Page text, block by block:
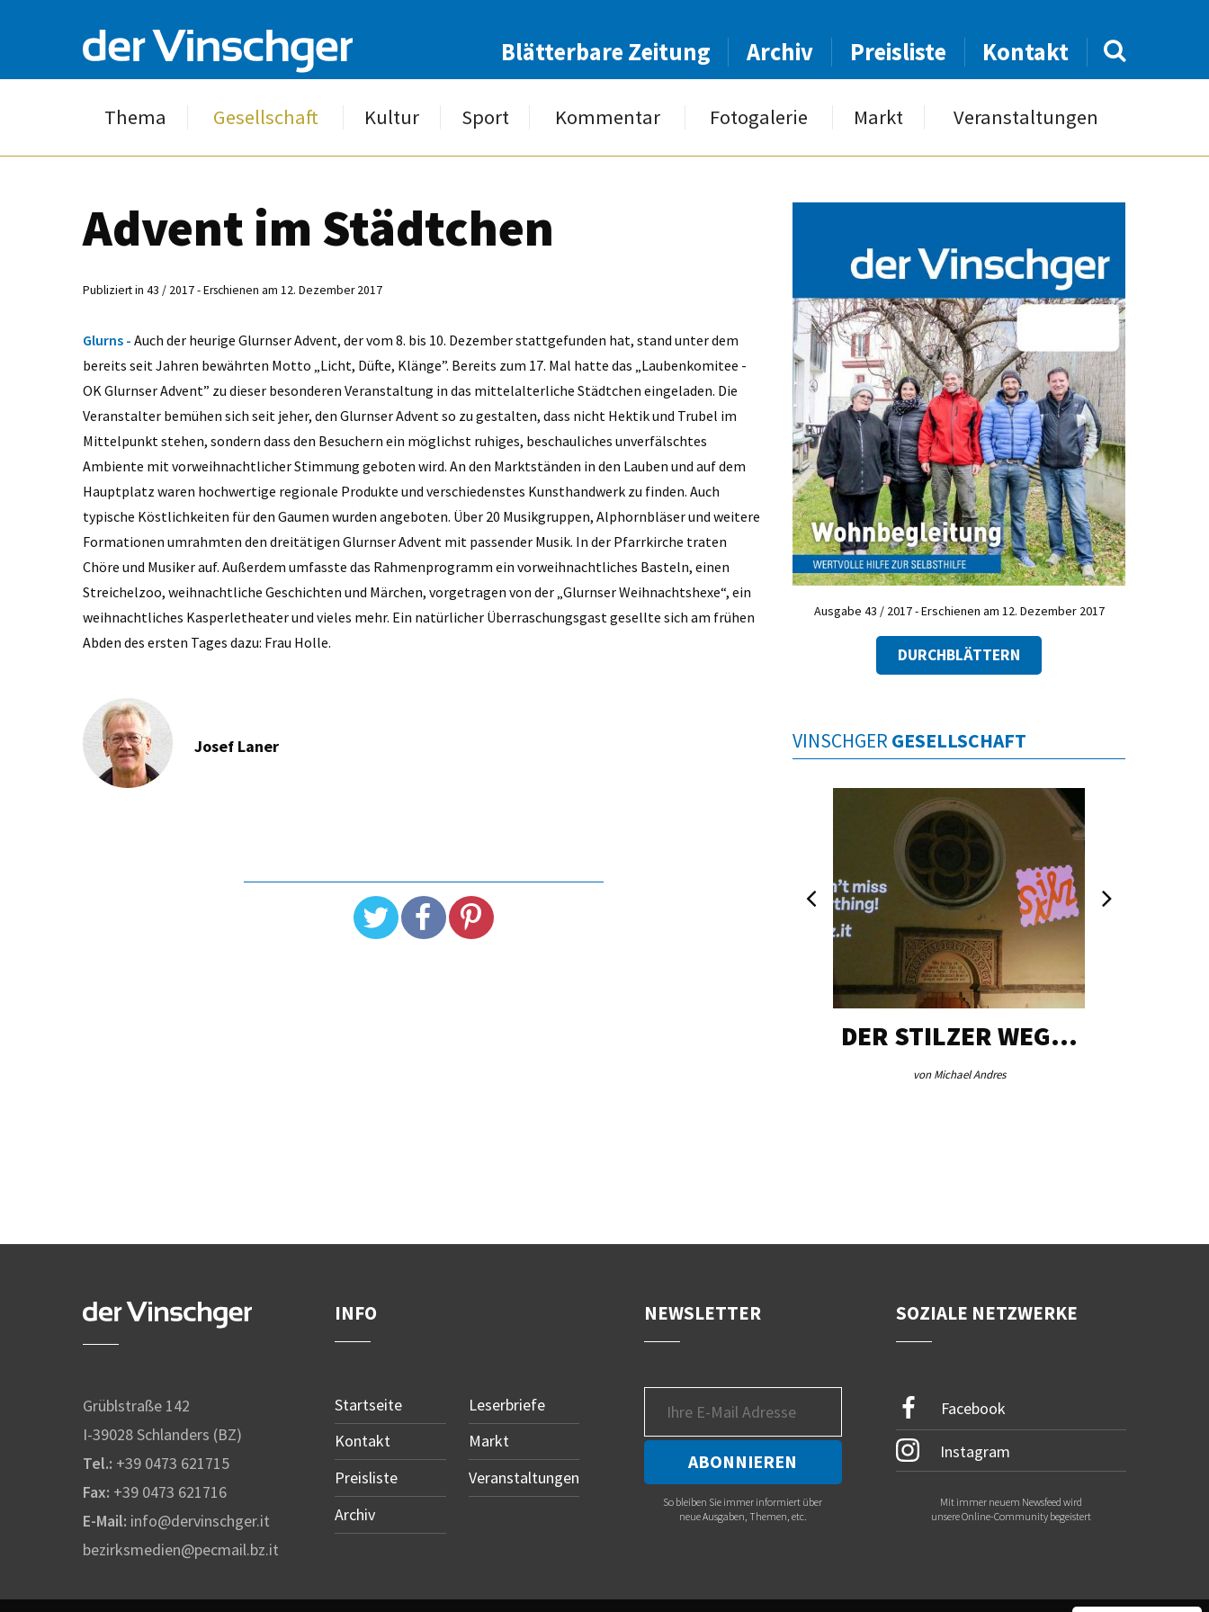
Blätterbare Zeitung Archiv Preisliste Kontakt
Thema Gesellschaft Kultur Sport Kommentar Fotogalerie Markt Veranstaltungen
Advent im Städtchen
Publiziert in 43 / 2017 - Erschienen am 12. Dezember 2017
Glurns - Auch der heurige Glurnser Advent, der vom 8. bis 10. Dezember stattgefunden hat, stand unter dem
bereits seit Jahren bewährten Motto „Licht, Düfte, Klänge”. Bereits zum 17. Mal hatte das „Laubenkomitee -
OK Glurnser Advent” zu dieser besonderen Veranstaltung in das mittelalterliche Städtchen eingeladen. Die
Veranstalter bemühen sich seit jeher, den Glurnser Advent so zu gestalten, dass nicht Hektik und Trubel im
Mittelpunkt stehen, sondern dass den Besuchern ein möglichst ruhiges, beschauliches unverfälschtes
Ambiente mit vorweihnachtlicher Stimmung geboten wird. An den Marktständen in den Lauben und auf dem
Hauptplatz waren hochwertige regionale Produkte und verschiedenstes Kunsthandwerk zu finden. Auch
typische Köstlichkeiten für den Gaumen wurden angeboten. Über 20 Musikgruppen, Alphornbläser und weitere
Formationen umrahmten den dreitätigen Glurnser Advent mit passender Musik. In der Pfarrkirche traten
Chöre und Musiker auf. Außerdem umfasste das Rahmenprogramm ein vorweihnachtliches Basteln, einen
Streichelzoo, weihnachtliche Geschichten und Märchen, vorgetragen von der „Glurnser Weihnachtshexe“, ein
weihnachtliches Kasperletheater und vieles mehr. Ein natürlicher Überraschungsgast gesellte sich am frühen
Abden des ersten Tages dazu: Frau Holle.
Josef Laner
Ausgabe 43 / 2017 - Erschienen am 12. Dezember 2017
DURCHBLÄTTERN
VINSCHGER GESELLSCHAFT
DER STILZER WEG…
von Michael Andres
Grüblstraße 142
I-39028 Schlanders (BZ)
Tel.: +39 0473 621715
Fax: +39 0473 621716
E-Mail: info@dervinschger.it
bezirksmedien@pecmail.bz.it
INFO
Startseite
Kontakt
Preisliste
Archiv
Leserbriefe
Markt
Veranstaltungen
NEWSLETTER
So bleiben Sie immer informiert über
neue Ausgaben, Themen, etc.
SOZIALE NETZWERKE
Facebook
Instagram
Mit immer neuem Newsfeed wird
unsere Online-Community begeistert